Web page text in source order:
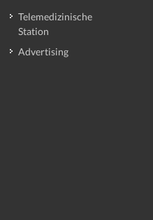
Telemedizinische
Station
Advertising